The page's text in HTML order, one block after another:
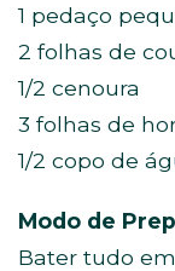
1 pedaço
2 folhas de
1/2 cenoura
3 folhas de
1/2 copo de
Modo de
Bater tudo